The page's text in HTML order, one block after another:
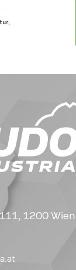
1200 Wien